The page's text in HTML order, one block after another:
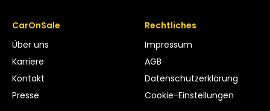
CarOnSale
Über uns
Karriere
Kontakt
Presse
Rechtliches
Impressum
AGB
Datenschutzerklärung
Cookie-Einstellungen